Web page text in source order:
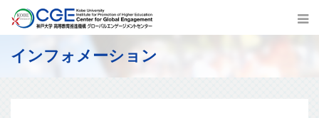
インフォメーション